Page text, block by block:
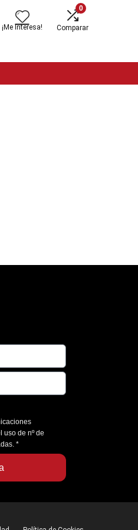
¡Me Interesa!
0
Comparar
uso de nº de
*